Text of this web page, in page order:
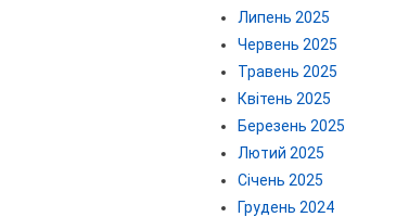
Липень 2025
Червень 2025
Травень 2025
Квітень 2025
Березень 2025
Лютий 2025
Січень 2025
Грудень 2024